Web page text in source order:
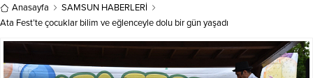
Anasayfa
SAMSUN HABERLERİ
Ata Fest’te çocuklar bilim ve eğlenceyle dolu bir gün yaşadı